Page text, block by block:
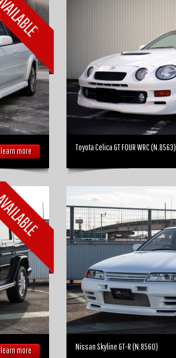
learn more Toyota Celica GT FOUR WRC (N.8563)
learn more Nissan Skyline GT-R (N.8560)